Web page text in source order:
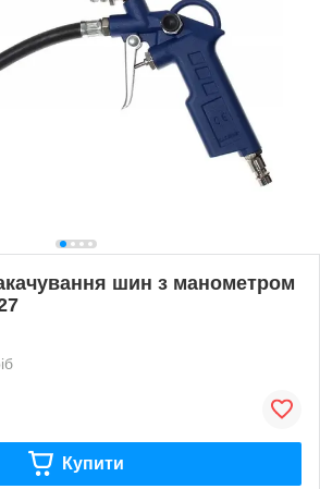
шин з манометром
Купити